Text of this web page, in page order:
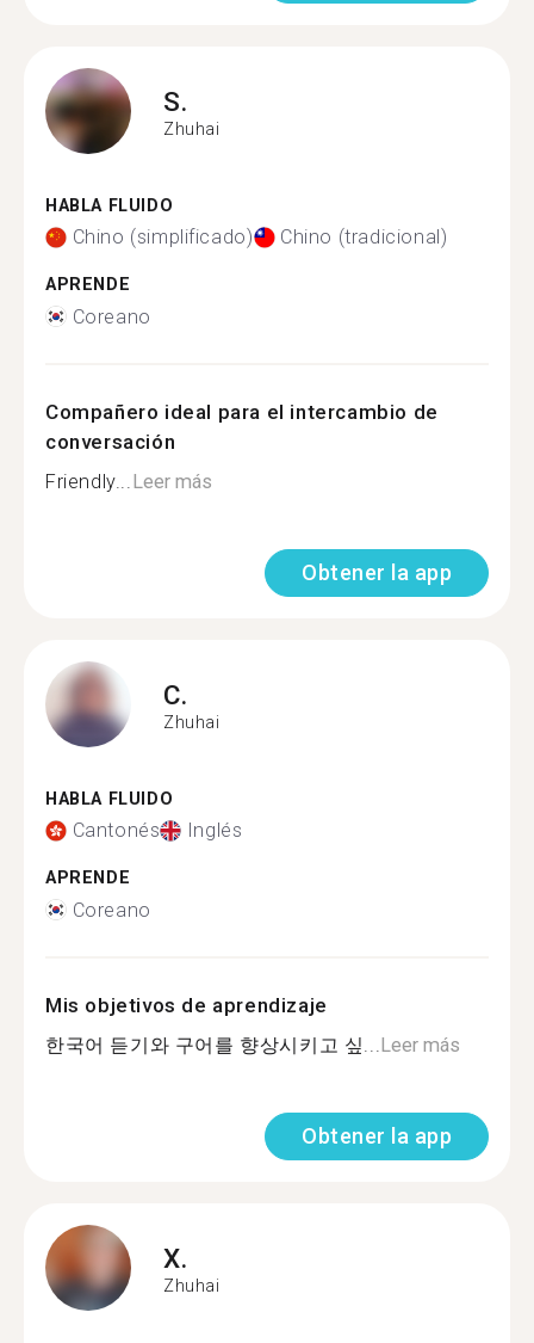
S.
Zhuhai
HABLA FLUIDO
Chino (simplificado) Chino (tradicional)
APRENDE
Coreano
Compañero ideal para el intercambio de
conversación
Friendly... Leer más
Obtener la app
C.
Zhuhai
HABLA FLUIDO
Cantonés Inglés
APRENDE
Coreano
Mis objetivos de aprendizaje
한국어 듣기와 구어를 향상시키고 싶... Leer más
Obtener la app
X.
Zhuhai